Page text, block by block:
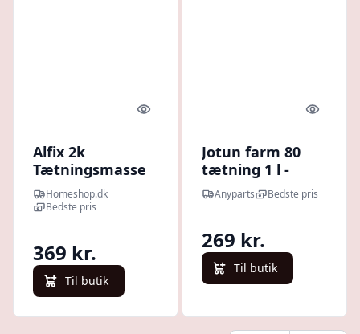
Quick look
Alfix 2k
Tætningsmasse
4kgHomeshop.dk
Bedste pris
369 kr.
Til butik
Quick
Jotun farm 80
tætning 1 l -
1631205
Anyparts Bedste pris
269 kr.
Til butik